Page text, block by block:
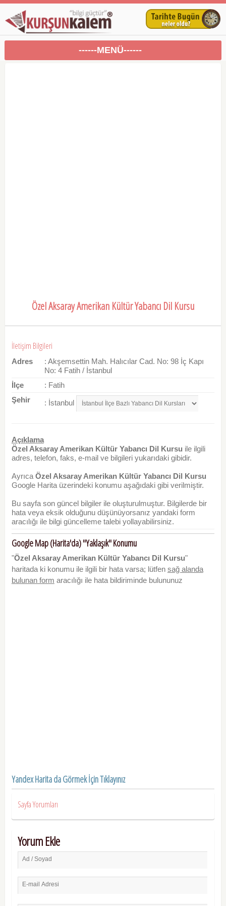
------MENÜ------
Özel Aksaray Amerikan Kültür Yabancı Dil Kursu
İletişim Bilgileri
Adres
: Akşemsettin Mah. Halıcılar Cad. No: 98 İç Kapı
No: 4 Fatih / İstanbul
İlçe
: Fatih
Şehir
: İstanbul
Açıklama
Özel Aksaray Amerikan Kültür Yabancı Dil Kursu ile ilgili
adres, telefon, faks, e-mail ve bilgileri yukarıdaki gibidir.
AyrıcaÖzel Aksaray Amerikan Kültür Yabancı Dil Kursu
Google Harita üzerindeki konumu aşağıdaki gibi verilmiştir.
Bu sayfa son güncel bilgiler ile oluşturulmuştur. Bilgilerde bir
hata veya eksik olduğunu düşünüyorsanız yandaki form
aracılığı ile bilgi güncelleme talebi yollayabilirsiniz.
Google Map (Harita'da) "Yaklaşık" Konumu
"Özel Aksaray Amerikan Kültür Yabancı Dil Kursu"
haritada ki konumu ile ilgili bir hata varsa; lütfen sağ alanda
bulunan form aracılığı ile hata bildiriminde bulununuz
Yandex Harita da Görmek İçin Tıklayınız
Sayfa Yorumları
Yorum Ekle
Ad / Soyad
E-mail Adresi